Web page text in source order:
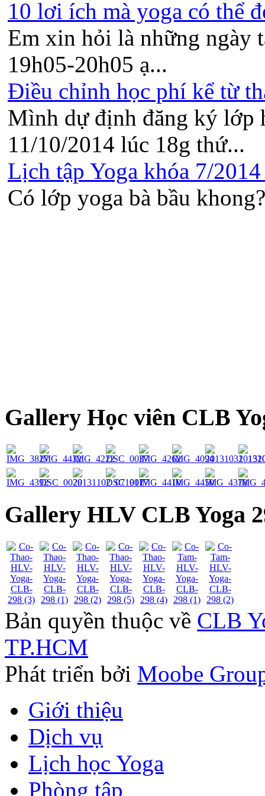
10 lơi ích mà yoga có thể
Em xin hỏi là những ngày
19h05-20h05 ạ...
Điều chỉnh học phí kể từ
Mình dự định đăng ký lớp
11/10/2014 lúc 18g thứ...
Lịch tập Yoga khóa 7/
Có lớp yoga bà bầu khong?
Gallery Học viên CLB
Gallery HLV CLB Yoga
Bản quyền thuộc về CLB
TP.HCM
Phát triển bởi Moobe
Giới thiệu
Dịch vụ
Lịch học Yoga
Phòng tập